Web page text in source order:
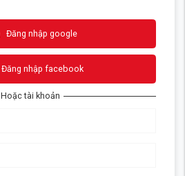
Đăng nhập google
Đăng nhập facebook
Hoặc tài khoản